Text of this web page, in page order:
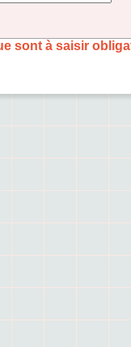
sont à saisir